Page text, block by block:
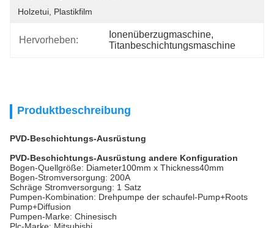
Holzetui, Plastikfilm
Hervorheben:
Ionenüberzugmaschine,
Titanbeschichtungsmaschine
Produktbeschreibung
PVD-Beschichtungs-Ausrüstung
PVD-Beschichtungs-Ausrüstung andere Konfiguration
Bogen-Quellgröße: Diameter100mm x Thickness40mm
Bogen-Stromversorgung: 200A
Schräge Stromversorgung: 1 Satz
Pumpen-Kombination: Drehpumpe der schaufel-Pump+Roots
Pump+Diffusion
Pumpen-Marke: Chinesisch